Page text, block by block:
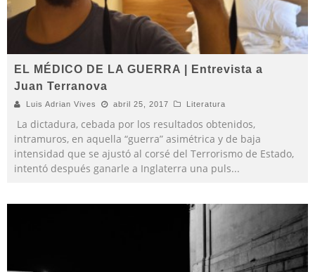
EL MÉDICO DE LA GUERRA | Entrevista a
Juan Terranova
Luis Adrian Vives abril 25, 2017 Literatura
La dictadura, cebada por los resultados obtenidos,
intramuros, en aquella “guerra” asimétrica y de baja
intensidad que se ajustó al corsé del Terrorismo de Estado,
intentó después ganarle a Inglaterra una puls...